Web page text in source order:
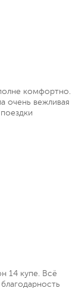
комфортно.
очень вежливая
14 купе. Всё